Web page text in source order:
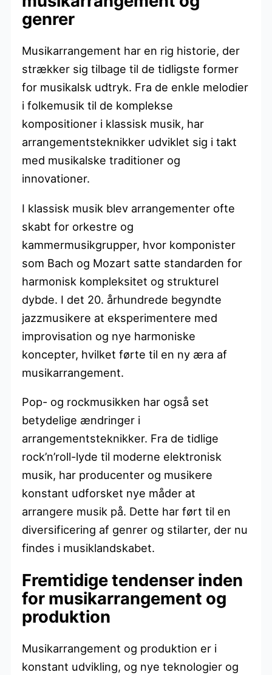
genrer
Musikarrangement har en rig historie, der
strækker sig tilbage til de tidligste former
for musikalsk udtryk. Fra de enkle melodier
i folkemusik til de komplekse
kompositioner i klassisk musik, har
arrangementsteknikker udviklet sig i takt
med musikalske traditioner og
innovationer.
I klassisk musik blev arrangementer ofte
skabt for orkestre og
kammermusikgrupper, hvor komponister
som Bach og Mozart satte standarden for
harmonisk kompleksitet og strukturel
dybde. I det 20. århundrede begyndte
jazzmusikere at eksperimentere med
improvisation og nye harmoniske
koncepter, hvilket førte til en ny æra af
musikarrangement.
Pop- og rockmusikken har også set
betydelige ændringer i
arrangementsteknikker. Fra de tidlige
rock’n’roll-lyde til moderne elektronisk
musik, har producenter og musikere
konstant udforsket nye måder at
arrangere musik på. Dette har ført til en
diversificering af genrer og stilarter, der nu
findes i musiklandskabet.
Fremtidige tendenser inden
for musikarrangement og
produktion
Musikarrangement og produktion er i
konstant udvikling, og nye teknologier og